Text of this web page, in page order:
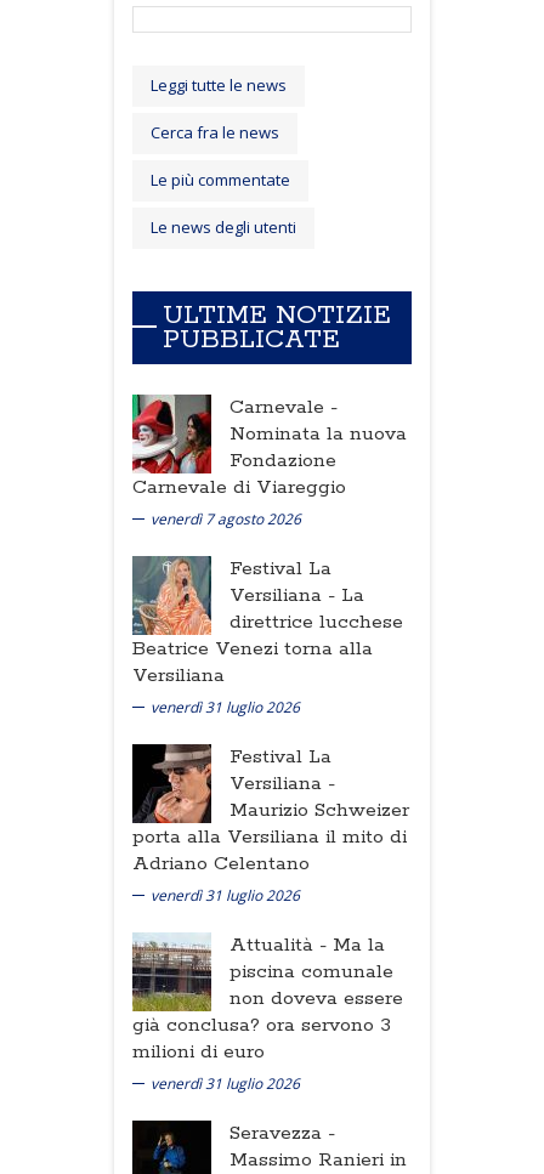
Leggi tutte le news
Cerca fra le news
Le più commentate
Le news degli utenti
ULTIME NOTIZIE
PUBBLICATE
Carnevale -
Nominata la nuova
Fondazione
Carnevale di Viareggio
venerdì 7 agosto 2026
Festival La
Versiliana - La
direttrice lucchese
Beatrice Venezi torna alla
Versiliana
venerdì 31 luglio 2026
Festival La
Versiliana -
Maurizio Schweizer
porta alla Versiliana il mito di
Adriano Celentano
venerdì 31 luglio 2026
Attualità - Ma la
piscina comunale
non doveva essere
già conclusa? ora servono 3
milioni di euro
venerdì 31 luglio 2026
Seravezza -
Massimo Ranieri in